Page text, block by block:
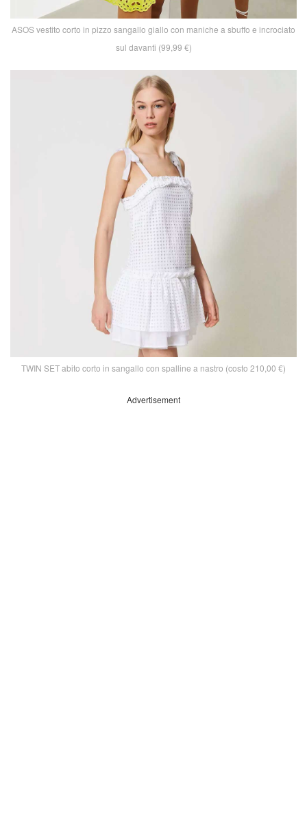
ASOS vestito corto in pizzo sangallo giallo con maniche a sbuffo e incrociato
sul davanti (99,99 €)
TWIN SET abito corto in sangallo con spalline a nastro (costo 210,00 €)
Advertisement